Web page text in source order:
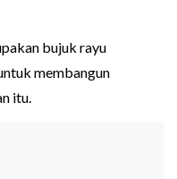
bujuk rayu
membangun
itu.